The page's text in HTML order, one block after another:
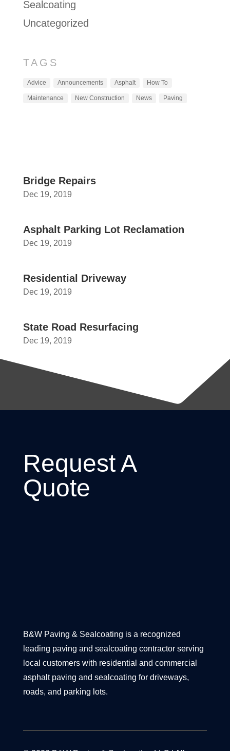
Sealcoating
Uncategorized
TAGS
Advice Announcements Asphalt How To
Maintenance New Construction News Paving
Bridge Repairs
Dec 19, 2019
Asphalt Parking Lot Reclamation
Dec 19, 2019
Residential Driveway
Dec 19, 2019
State Road Resurfacing
Dec 19, 2019
Request A
Quote
B&W Paving & Sealcoating is a recognized
leading paving and sealcoating contractor serving
local customers with residential and commercial
asphalt paving and sealcoating for driveways,
roads, and parking lots.